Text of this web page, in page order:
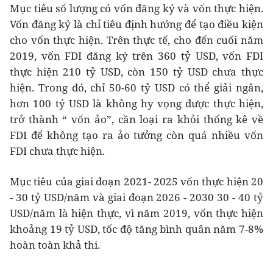
Mục tiêu số lượng có vốn đăng ký và vốn thực hiện.
Vốn đăng ký là chỉ tiêu định hướng để tạo điều kiện
cho vốn thực hiện. Trên thực tế, cho đến cuối năm
2019, vốn FDI đăng ký trên 360 tỷ USD, vốn FDI
thực hiện 210 tỷ USD, còn 150 tỷ USD chưa thực
hiện. Trong đó, chỉ 50-60 tỷ USD có thể giải ngân,
hơn 100 tỷ USD là không hy vọng được thực hiện,
trở thành “ vốn ảo”, cần loại ra khỏi thống kê về
FDI để không tạo ra ảo tưởng còn quá nhiều vốn
FDI chưa thực hiện.
Mục tiêu của giai đoạn 2021- 2025 vốn thực hiện 20
- 30 tỷ USD/năm và giai đoạn 2026 - 2030 30 - 40 tỷ
USD/năm là hiện thực, vì năm 2019, vốn thực hiện
khoảng 19 tỷ USD, tốc độ tăng bình quân năm 7-8%
hoàn toàn khả thi.